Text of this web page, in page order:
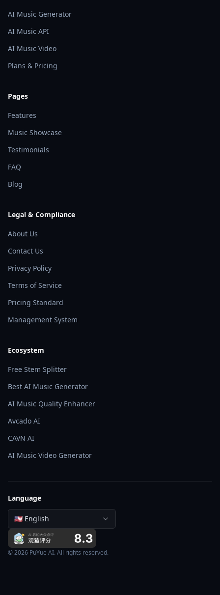
AI Music Generator
AI Music API
AI Music Video
Plans & Pricing
Pages
Features
Music Showcase
Testimonials
FAQ
Blog
Legal & Compliance
About Us
Contact Us
Privacy Policy
Terms of Service
Pricing Standard
Management System
Ecosystem
Free Stem Splitter
Best AI Music Generator
AI Music Quality Enhancer
Avcado AI
CAVN AI
AI Music Video Generator
Language
🇺🇸 English
© 2026 PuYue AI. All rights reserved.